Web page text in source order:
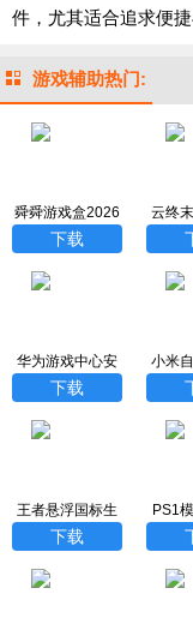
件，尤其适合追求便
游戏辅助热门:
舜舜游戏盒2026
最新版
下载
云终
华为游戏中心安
装
下载
小米
助
王者悬浮国标生
成器
下载
PS1